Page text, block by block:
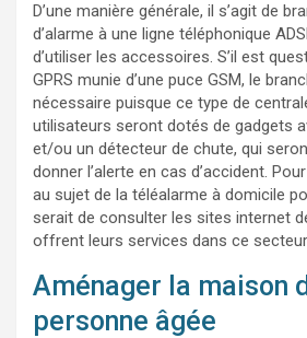
D’une manière générale, il s’agit de
d’alarme à une ligne téléphonique
d’utiliser les accessoires. S’il est
GPRS munie d’une puce GSM, le
nécessaire puisque ce type de
utilisateurs seront dotés de gadgets
et/ou un détecteur de chute, qui
donner l’alerte en cas d’accident.
au sujet de la téléalarme à domicile
serait de consulter les sites internet
offrent leurs services dans ce
Aménager la maison
personne âgée